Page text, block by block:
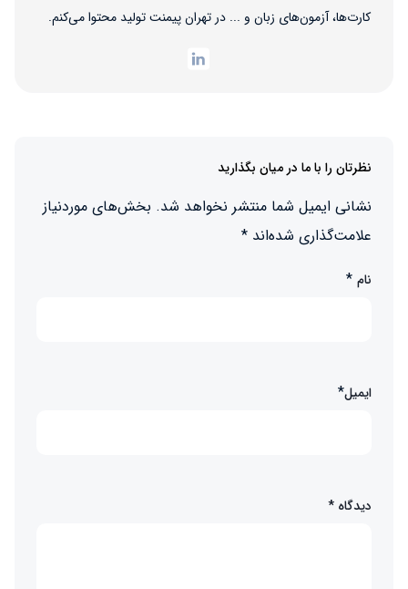
کارت‌ها، آزمون‌های زبان و ... در تهران پیمنت تولید محتوا می‌کنم.
نظرتان را با ما در میان بگذارید
نشانی ایمیل شما منتشر نخواهد شد. بخش‌های موردنیاز
علامت‌گذاری شده‌اند *
نام *
ایمیل*
دیدگاه *